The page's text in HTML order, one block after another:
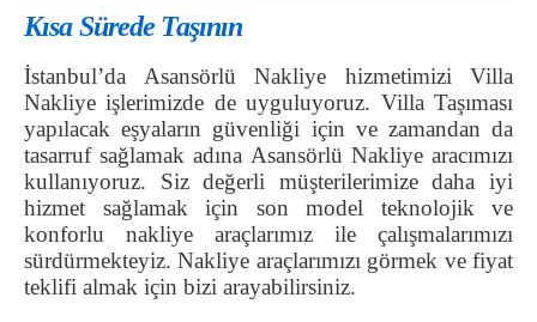
Kısa Sürede Taşının
İstanbul’da Asansörlü Nakliye hizmetimizi Villa
Nakliye işlerimizde de uyguluyoruz. Villa Taşıması
yapılacak eşyaların güvenliği için ve zamandan da
tasarruf sağlamak adına Asansörlü Nakliye aracımızı
kullanıyoruz. Siz değerli müşterilerimize daha iyi
hizmet sağlamak için son model teknolojik ve
konforlu nakliye araçlarımız ile çalışmalarımızı
sürdürmekteyiz. Nakliye araçlarımızı görmek ve fiyat
teklifi almak için bizi arayabilirsiniz.